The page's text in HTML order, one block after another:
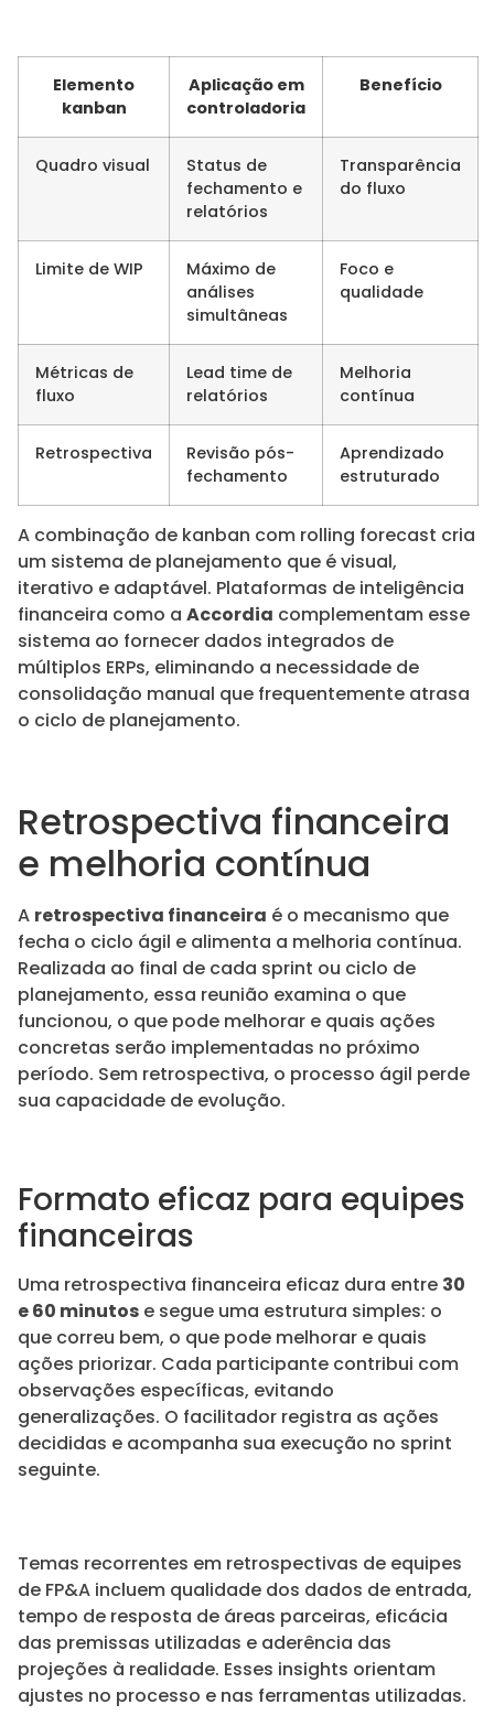
Elemento
kanban
Aplicação em
controladoria
Benefício
Quadro visual
Status de
fechamento e
relatórios
Transparência
do fluxo
Limite de WIP
Máximo de
análises
simultâneas
Foco e
qualidade
Métricas de
fluxo
Lead time de
relatórios
Melhoria
contínua
Retrospectiva
Revisão pós-
fechamento
Aprendizado
estruturado
A combinação de kanban com rolling forecast cria
um sistema de planejamento que é visual,
iterativo e adaptável. Plataformas de inteligência
financeira como a Accordia complementam esse
sistema ao fornecer dados integrados de
múltiplos ERPs, eliminando a necessidade de
consolidação manual que frequentemente atrasa
o ciclo de planejamento.
Retrospectiva financeira
e melhoria contínua
A retrospectiva financeira é o mecanismo que
fecha o ciclo ágil e alimenta a melhoria contínua.
Realizada ao final de cada sprint ou ciclo de
planejamento, essa reunião examina o que
funcionou, o que pode melhorar e quais ações
concretas serão implementadas no próximo
período. Sem retrospectiva, o processo ágil perde
sua capacidade de evolução.
Formato eficaz para equipes
financeiras
Uma retrospectiva financeira eficaz dura entre 30
e 60 minutos e segue uma estrutura simples: o
que correu bem, o que pode melhorar e quais
ações priorizar. Cada participante contribui com
observações específicas, evitando
generalizações. O facilitador registra as ações
decididas e acompanha sua execução no sprint
seguinte.
Temas recorrentes em retrospectivas de equipes
de FP&A incluem qualidade dos dados de entrada,
tempo de resposta de áreas parceiras, eficácia
das premissas utilizadas e aderência das
projeções à realidade. Esses insights orientam
ajustes no processo e nas ferramentas utilizadas.